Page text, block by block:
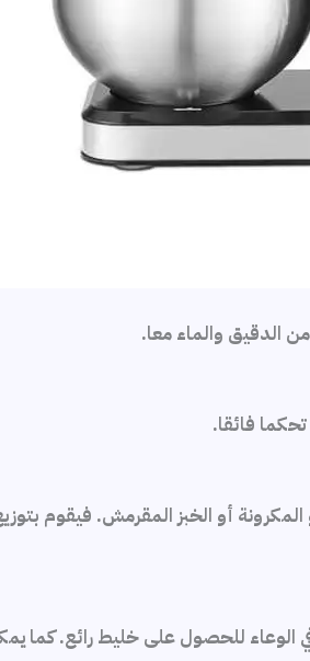
فائقا.
المكرونة أو الخبز المقرمش. فيقوم
الوعاء للحصول على خليط رائع.